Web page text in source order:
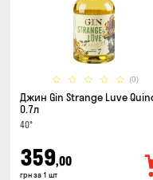
(0)
Джин Gin Strange Luve
0.7л
40°
359,00
грн за 1 шт